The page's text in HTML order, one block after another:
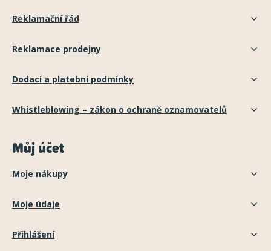
Reklamační řád
Reklamace prodejny
Dodací a platební podmínky
Whistleblowing – zákon o ochraně oznamovatelů
Můj účet
Moje nákupy
Moje údaje
Přihlášení